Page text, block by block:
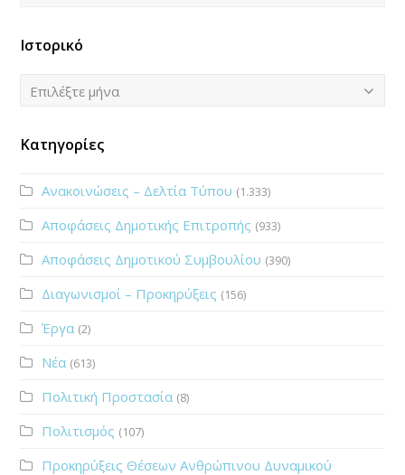
Ιστορικό
Ιστορικό
Επιλέξτε μήνα
Κατηγορίες
Ανακοινώσεις – Δελτία Τύπου (1.333)
Αποφάσεις Δημοτικής Επιτροπής (933)
Αποφάσεις Δημοτικού Συμβουλίου (390)
Διαγωνισμοί – Προκηρύξεις (156)
Έργα (2)
Νέα (613)
Πολιτική Προστασία (8)
Πολιτισμός (107)
Προκηρύξεις Θέσεων Ανθρώπινου Δυναμικού